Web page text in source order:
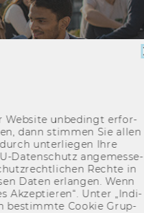
Web­site un­be­dingt er­for­
dann stim­men Sie allen
un­ter­lie­gen Ihre
​Datenschutz an­ge­mes­se­
Rech­te in
Daten er­lan­gen. Wenn
Ak­zep­tie­ren“. Unter „In­di­
be­stimm­te Coo­kie Grup­